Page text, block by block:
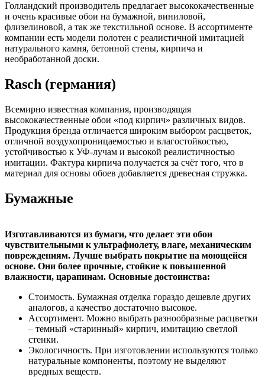
Голландский производитель предлагает высококачественные
и очень красивые обои на бумажной, виниловой,
флизелиновой, а так же текстильной основе. В ассортименте
компании есть модели полотен с реалистичной имитацией
натурального камня, бетонной стены, кирпича и
необработанной доски.
Rasch (германия)
Всемирно известная компания, производящая
высококачественные обои «под кирпич» различных видов.
Продукция бренда отличается широким выбором расцветок,
отличной воздухопроницаемостью и влагостойкостью,
устойчивостью к УФ-лучам и высокой реалистичностью
имитации. Фактура кирпича получается за счёт того, что в
материал для основы обоев добавляется древесная стружка.
Бумажные
Изготавливаются из бумаги, что делает эти обои
чувствительными к ультрафиолету, влаге, механическим
повреждениям. Лучше выбрать покрытие на моющейся
основе. Они более прочные, стойкие к повышенной
влажности, царапинам. Основные достоинства:
Стоимость. Бумажная отделка гораздо дешевле других
аналогов, а качество достаточно высокое.
Ассортимент. Можно выбрать разнообразные расцветки
– темный «старинный» кирпич, имитацию светлой
стенки.
Экологичность. При изготовлении используются только
натуральные компоненты, поэтому не выделяют
вредных веществ.